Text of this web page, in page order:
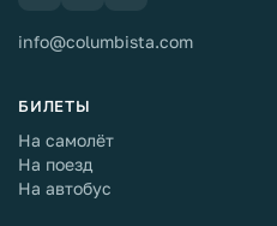
info@columbista.com
БИЛЕТЫ
На самолёт
На поезд
На автобус